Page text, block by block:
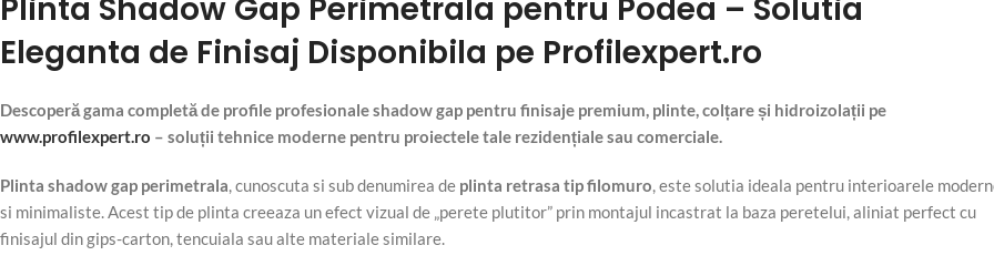
Plinta Shadow Gap Perimetrala pentru Podea – Solutia
Eleganta de Finisaj Disponibila pe Profilexpert.ro
Descoperă gama completă de profile profesionale shadow gap pentru finisaje premium, plinte, colțare și hidroizolații pe
www.profilexpert.ro – soluții tehnice moderne pentru proiectele tale rezidențiale sau comerciale.
Plinta shadow gap perimetrala, cunoscuta si sub denumirea de plinta retrasa tip filomuro, este solutia ideala pentru interioarele
si minimaliste. Acest tip de plinta creeaza un efect vizual de „perete plutitor” prin montajul incastrat la baza peretelui, aliniat perfect cu
finisajul din gips-carton, tencuiala sau alte materiale similare.